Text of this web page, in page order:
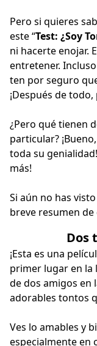
Pero si quieres
este “Test: ¿Soy
ni hacerte enojar.
entretener.
ten por seguro
¡Después de
¿Pero qué tienen
particular?
toda su
más!
Si aún no has
breve resumen de
Dos
¡Esta es una
primer lugar en la
de dos amigos en
adorables tontos
Ves lo amables y
especialmente en